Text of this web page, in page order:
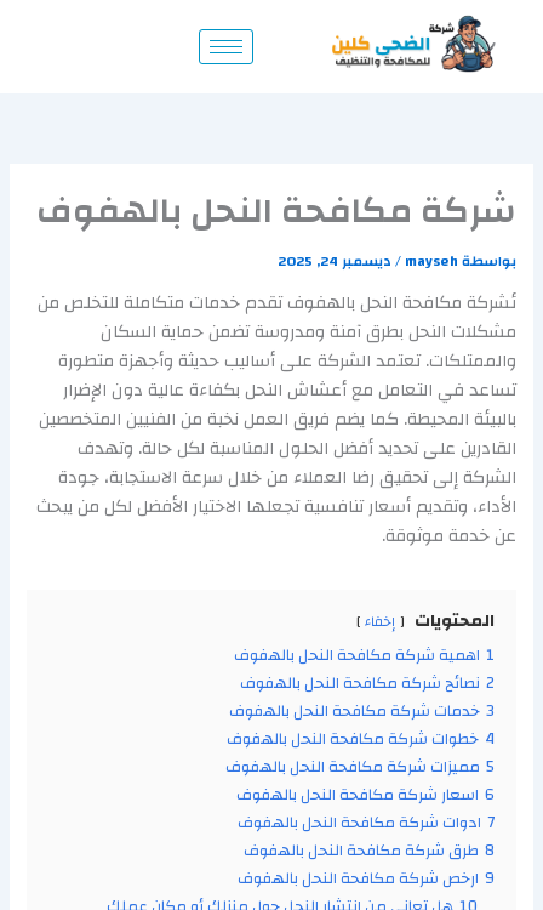
المحتوى
شركة مكافحة النحل بالهفوف
بواسطةmayseh
/ديسمبر 24, 2025
ئشركة مكافحة النحل بالهفوف تقدم خدمات متكاملة للتخلص من
مشكلات النحل بطرق آمنة ومدروسة تضمن حماية السكان
والممتلكات. تعتمد الشركة على أساليب حديثة وأجهزة متطورة
تساعد في التعامل مع أعشاش النحل بكفاءة عالية دون الإضرار
بالبيئة المحيطة. كما يضم فريق العمل نخبة من الفنيين المتخصصين
القادرين على تحديد أفضل الحلول المناسبة لكل حالة. وتهدف
الشركة إلى تحقيق رضا العملاء من خلال سرعة الاستجابة، جودة
الأداء، وتقديم أسعار تنافسية تجعلها الاختيار الأفضل لكل من يبحث
عن خدمة موثوقة.
المحتويات إخفاء
1 اهمية شركة مكافحة النحل بالهفوف
2 نصائح شركة مكافحة النحل بالهفوف
3 خدمات شركة مكافحة النحل بالهفوف
4 خطوات شركة مكافحة النحل بالهفوف
5 مميزات شركة مكافحة النحل بالهفوف
6 اسعار شركة مكافحة النحل بالهفوف
7 ادوات شركة مكافحة النحل بالهفوف
8 طرق شركة مكافحة النحل بالهفوف
9 ارخص شركة مكافحة النحل بالهفوف